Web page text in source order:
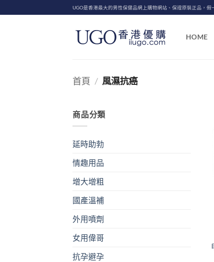
to
UGO是香港最大的男性保健品網上購物網站、保證原裝正品，假
HOME
首頁 / 風濕抗癌
商品分類
延時助勃
情趣用品
增大增粗
國產溫補
外用噴劑
女用偉哥
抗孕避孕